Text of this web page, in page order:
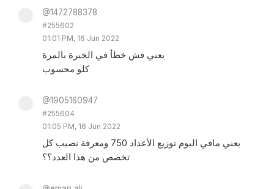
@1472788378
#255602
01:01 PM, 16 Jun 2022
يعني فش خطأ في الخبرة بالمرة
كلو محسوب
@1905160947
#255604
01:05 PM, 16 Jun 2022
يعني مافي اليوم توزيع الأعداد 750 ومعرفة نصيب كل
تخصص من هذا العدد؟؟